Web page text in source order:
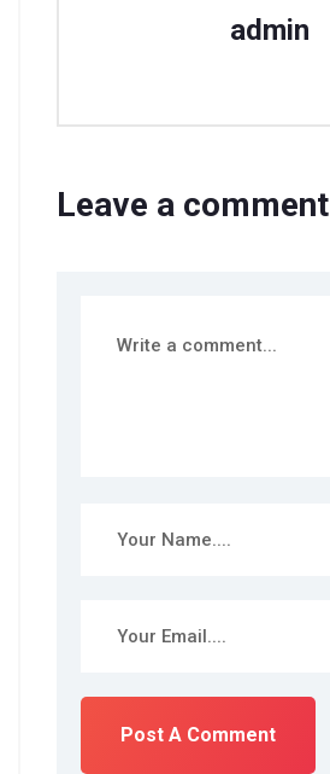
admin
Leave a comment